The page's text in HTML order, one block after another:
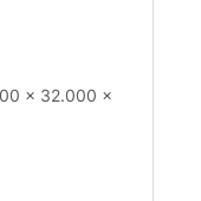
x 32.000 x